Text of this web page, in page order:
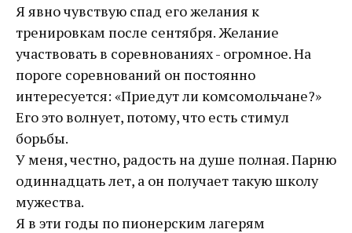
Я явно чувствую спад его желания к
тренировкам после сентября. Желание
участвовать в соревнованиях - огромное. На
пороге соревнований он постоянно
интересуется: «Приедут ли комсомольчане?»
Его это волнует, потому, что есть стимул
борьбы.
У меня, честно, радость на душе полная. Парню
одиннадцать лет, а он получает такую школу
мужества.
Я в эти годы по пионерским лагерям